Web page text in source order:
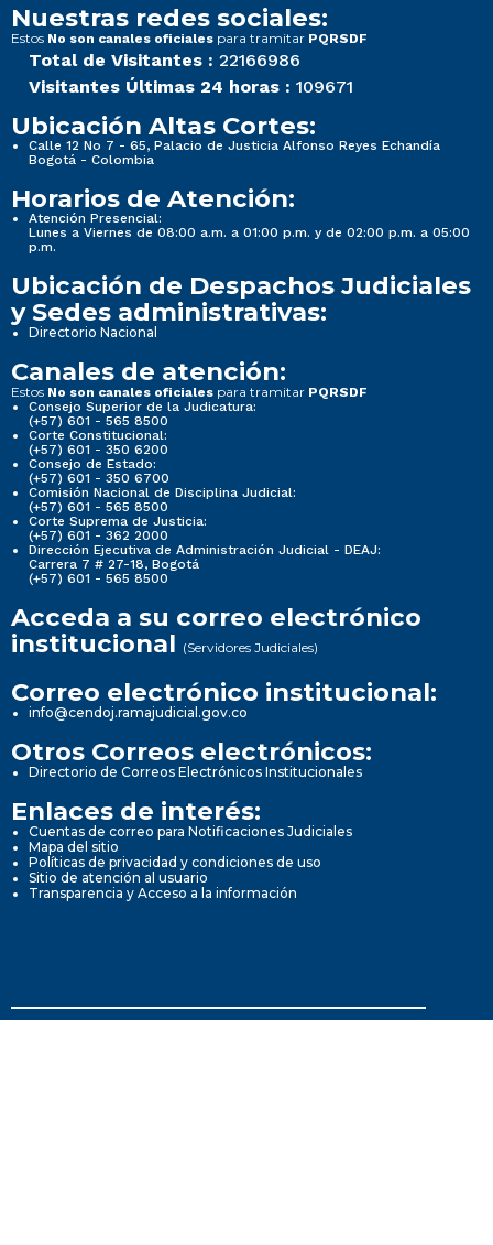
Nuestras redes sociales:
Estos No son canales oficiales para tramitar PQRSDF
Total de Visitantes : 22166986
Visitantes Últimas 24 horas : 109671
Ubicación Altas Cortes:
Calle 12 No 7 - 65, Palacio de Justicia Alfonso Reyes Echandía
Bogotá - Colombia
Horarios de Atención:
Atención Presencial:
Lunes a Viernes de 08:00 a.m. a 01:00 p.m. y de 02:00 p.m. a 05:00
p.m.
Ubicación de Despachos Judiciales
y Sedes administrativas:
Directorio Nacional
Canales de atención:
Estos No son canales oficiales para tramitar PQRSDF
Consejo Superior de la Judicatura:
(+57) 601 - 565 8500
Corte Constitucional:
(+57) 601 - 350 6200
Consejo de Estado:
(+57) 601 - 350 6700
Comisión Nacional de Disciplina Judicial:
(+57) 601 - 565 8500
Corte Suprema de Justicia:
(+57) 601 - 362 2000
Dirección Ejecutiva de Administración Judicial - DEAJ:
Carrera 7 # 27-18, Bogotá
(+57) 601 - 565 8500
Acceda a su correo electrónico
institucional (Servidores Judiciales)
Correo electrónico institucional:
info@cendoj.ramajudicial.gov.co
Otros Correos electrónicos:
Directorio de Correos Electrónicos Institucionales
Enlaces de interés:
Cuentas de correo para Notificaciones Judiciales
Mapa del sitio
Políticas de privacidad y condiciones de uso
Sitio de atención al usuario
Transparencia y Acceso a la información